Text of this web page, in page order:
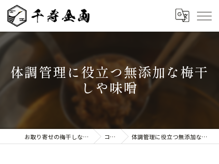
体調管理に役立つ無添加な梅干
しや味噌
お取り寄せの梅干しなら千寿企画 コラム 体調管理に役立つ無添加な梅干しや味噌